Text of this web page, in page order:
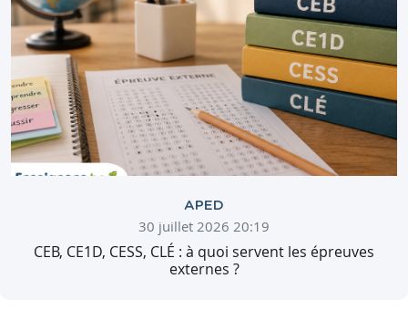
APED
30 juillet 2026 20:19
CEB, CE1D, CESS, CLÉ : à quoi servent les épreuves
externes ?